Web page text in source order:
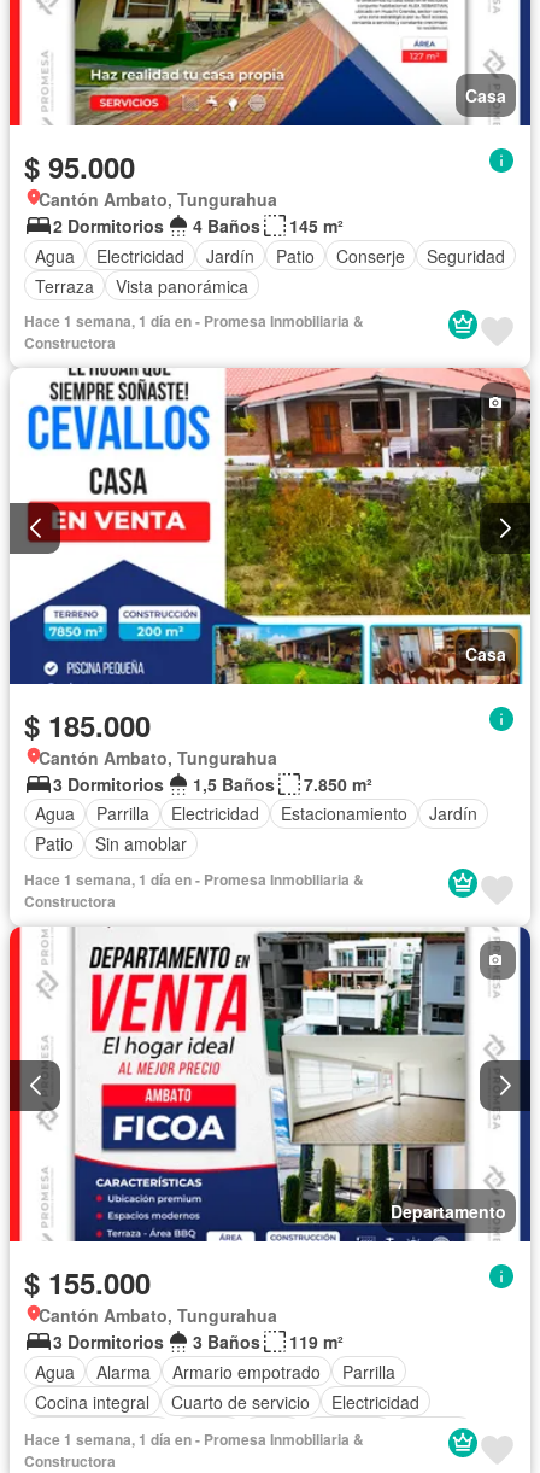
Casa
$ 95.000
Cantón Ambato, Tungurahua
2 Dormitorios
4 Baños
145 m²
Agua
Electricidad Jardín Patio Conserje
Seguridad
Terraza
Vista panorámica
Hace 1 semana, 1 día en - Promesa Inmobiliaria &
Constructora
Casa
$ 185.000
Cantón Ambato, Tungurahua
3 Dormitorios
1,5 Baños
7.850 m²
Agua
Parrilla Electricidad Estacionamiento
Jardín
Patio
Sin amoblar
Hace 1 semana, 1 día en - Promesa Inmobiliaria &
Constructora
Departamento
$ 155.000
Cantón Ambato, Tungurahua
3 Dormitorios
3 Baños
119 m²
Agua
Alarma Armario empotrado
Parrilla
Cocina integral
Cuarto de servicio
Electricidad
Estacionamiento
Jardín Patio Conserje
Terraza
Vista panorámica
Hace 1 semana, 1 día en - Promesa Inmobiliaria &
Constructora